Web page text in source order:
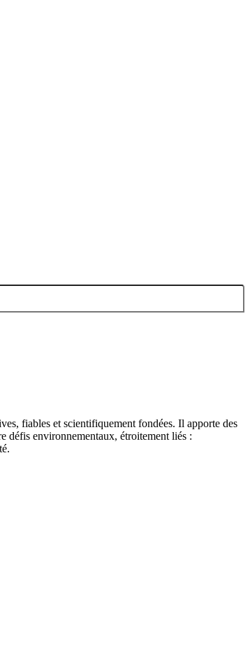
fiables et scientifiquement fondées. Il apporte des
défis environnementaux, étroitement liés :